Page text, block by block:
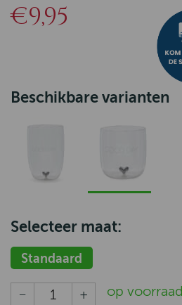
€9,95
Beschikbare varianten
Selecteer maat:
Standaard
op voorraad